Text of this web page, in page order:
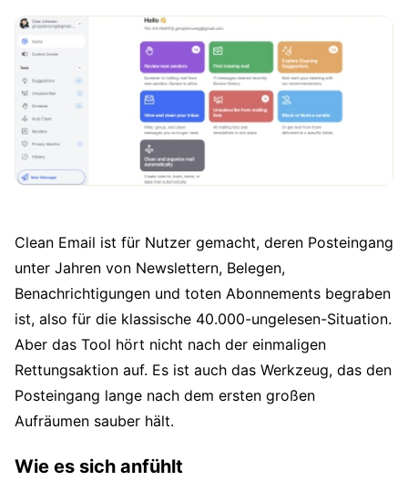
Clean Email ist für Nutzer gemacht, deren Posteingang
unter Jahren von Newslettern, Belegen,
Benachrichtigungen und toten Abonnements begraben
ist, also für die klassische 40.000-ungelesen-Situation.
Aber das Tool hört nicht nach der einmaligen
Rettungsaktion auf. Es ist auch das Werkzeug, das den
Posteingang lange nach dem ersten großen
Aufräumen sauber hält.
Wie es sich anfühlt